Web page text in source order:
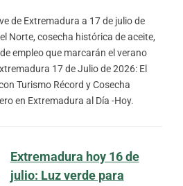
de Extremadura a 17 de julio de
Norte, cosecha histórica de aceite,
empleo que marcarán el verano
17 de Julio de 2026: El
Turismo Récord y Cosecha
en Extremadura al Día -Hoy.
Extremadura hoy 16 de
julio: Luz verde para